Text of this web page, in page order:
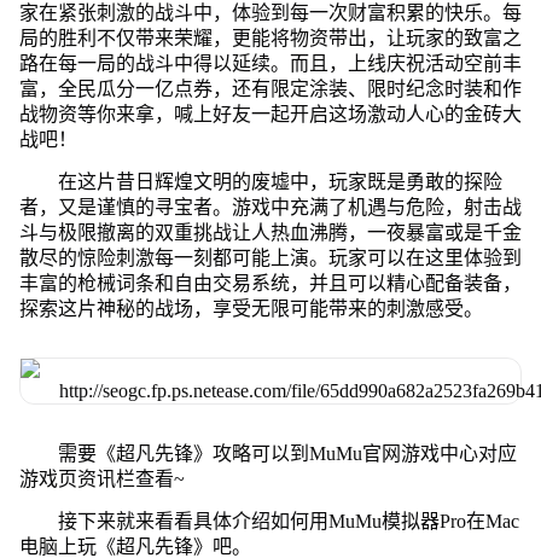
家在紧张刺激的战斗中，体验到每一次财富积累的快乐。每
局的胜利不仅带来荣耀，更能将物资带出，让玩家的致富之
路在每一局的战斗中得以延续。而且，上线庆祝活动空前丰
富，全民瓜分一亿点券，还有限定涂装、限时纪念时装和作
战物资等你来拿，喊上好友一起开启这场激动人心的金砖大
战吧！
在这片昔日辉煌文明的废墟中，玩家既是勇敢的探险
者，又是谨慎的寻宝者。游戏中充满了机遇与危险，射击战
斗与极限撤离的双重挑战让人热血沸腾，一夜暴富或是千金
散尽的惊险刺激每一刻都可能上演。玩家可以在这里体验到
丰富的枪械词条和自由交易系统，并且可以精心配备装备，
探索这片神秘的战场，享受无限可能带来的刺激感受。
需要《超凡先锋》攻略可以到MuMu官网游戏中心对应
游戏页资讯栏查看~
接下来就来看看具体介绍如何用MuMu模拟器Pro在Mac
电脑上玩《超凡先锋》吧。